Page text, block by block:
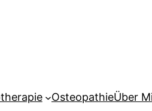
OsteopathieÜber